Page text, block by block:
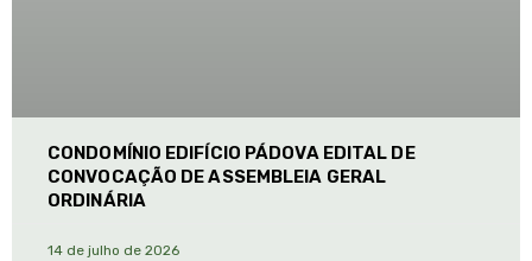
CONDOMÍNIO EDIFÍCIO PÁDOVA EDITAL DE
CONVOCAÇÃO DE ASSEMBLEIA GERAL
ORDINÁRIA
14 de julho de 2026